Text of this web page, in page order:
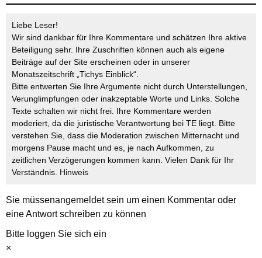
Liebe Leser!
Wir sind dankbar für Ihre Kommentare und schätzen Ihre aktive
Beteiligung sehr. Ihre Zuschriften können auch als eigene
Beiträge auf der Site erscheinen oder in unserer
Monatszeitschrift „Tichys Einblick“.
Bitte entwerten Sie Ihre Argumente nicht durch Unterstellungen,
Verunglimpfungen oder inakzeptable Worte und Links. Solche
Texte schalten wir nicht frei. Ihre Kommentare werden
moderiert, da die juristische Verantwortung bei TE liegt. Bitte
verstehen Sie, dass die Moderation zwischen Mitternacht und
morgens Pause macht und es, je nach Aufkommen, zu
zeitlichen Verzögerungen kommen kann. Vielen Dank für Ihr
Verständnis. Hinweis
Sie müssenangemeldetsein um einen Kommentar oder
eine Antwort schreiben zu können
Bitte loggen Sie sich ein
×